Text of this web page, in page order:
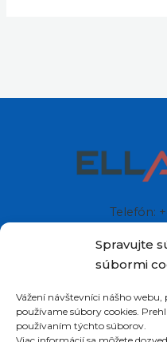
Spravujte
súbormi
Vážení návštevníci nášho webu,
používame súbory cookies.
používaním týchto súborov.
Telefón:
Sídlo: